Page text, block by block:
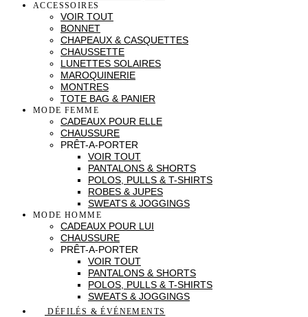
ACCESSOIRES
VOIR TOUT
BONNET
CHAPEAUX & CASQUETTES
CHAUSSETTE
LUNETTES SOLAIRES
MAROQUINERIE
MONTRES
TOTE BAG & PANIER
MODE FEMME
CADEAUX POUR ELLE
CHAUSSURE
PRÊT-A-PORTER
VOIR TOUT
PANTALONS & SHORTS
POLOS, PULLS & T-SHIRTS
ROBES & JUPES
SWEATS & JOGGINGS
MODE HOMME
CADEAUX POUR LUI
CHAUSSURE
PRÊT-A-PORTER
VOIR TOUT
PANTALONS & SHORTS
POLOS, PULLS & T-SHIRTS
SWEATS & JOGGINGS
DÉFILÉS & ÉVÉNEMENTS